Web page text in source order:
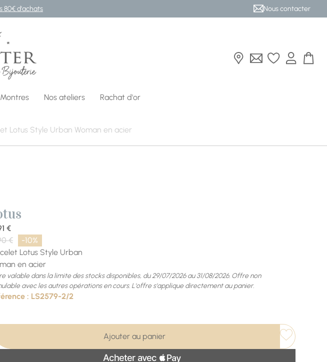
80€ d'achats Nous contacter
Montres Nos ateliers Rachat d'or
Lotus Style Urban Woman en acier
€
€
Lotus Style Urban
en acier
valable dans la limite des stocks disponibles, du 29/07/2026 au 31/08/2026. Offre non
avec les autres opérations en cours. L'offre s'applique directement au panier.
: LS2579-2/2
Ajouter au panier